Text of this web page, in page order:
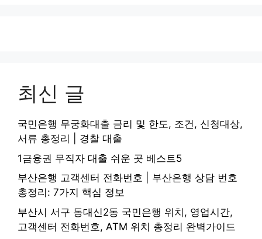
최신 글
국민은행 무궁화대출 금리 및 한도, 조건, 신청대상,
서류 총정리 | 경찰 대출
1금융권 무직자 대출 쉬운 곳 베스트5
부산은행 고객센터 전화번호 | 부산은행 상담 번호
총정리: 7가지 핵심 정보
부산시 서구 동대신2동 국민은행 위치, 영업시간,
고객센터 전화번호, ATM 위치 총정리 완벽가이드